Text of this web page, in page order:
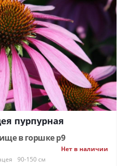
пурпурная
в горшке р9
Нет в наличии
90-150 см